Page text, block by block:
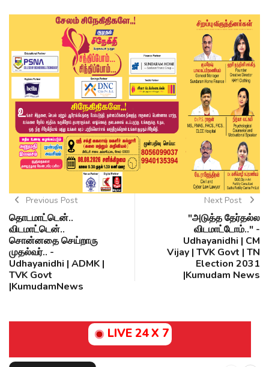
Previous Post
தொடமாட்டென்..
விடமாட்டென்..
சொன்னதை செய்றாரு
முதல்வர்.. -
Udhayanidhi | ADMK |
TVK Govt
|KumudamNews
Next Post
"அடுத்த தேர்தல்ல
விடமாட்டோம்.." -
Udhayanidhi | CM
Vijay | TVK Govt | TN
Election 2031
|Kumudam News
LIVE 24 X 7